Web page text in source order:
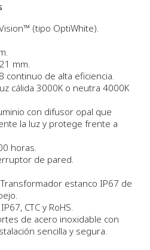
(tipo OptiWhite).
21 mm.
continuo de alta eficiencia.
cálida 3000K o neutra 4000K
con difusor opal que
la luz y protege frente a
horas.
de pared.
Transformador estanco IP67 de
CTC y RoHS.
de acero inoxidable con
sencilla y segura.